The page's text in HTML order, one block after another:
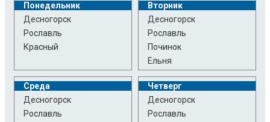
Понедельник
Десногорск
Рославль
Красный
Вторник
Десногорск
Рославль
Починок
Ельня
Среда
Десногорск
Рославль
Четверг
Десногорск
Рославль